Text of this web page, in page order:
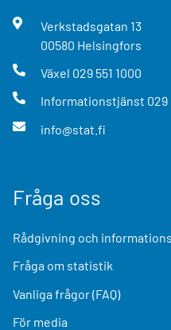
Verkstadsgatan 13
00580 Helsingfors
Växel 029 551 1000
Informationstjänst 029
info@stat.fi
Fråga oss
Rådgivning och
Fråga om statistik
Vanliga frågor (FAQ)
För media